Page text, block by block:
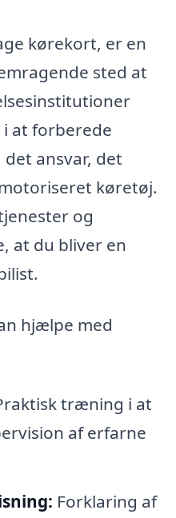
kørekort, er en
sted at
at forberede
ansvar, det
køretøj.
og
at du bliver en
hjælpe med
træning i at
af erfarne
Forklaring af